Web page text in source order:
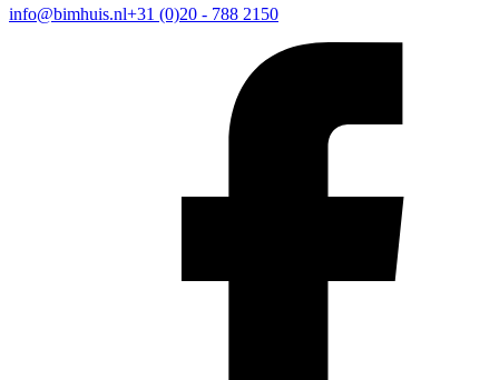
info@bimhuis.nl+31 (0)20 - 788 2150